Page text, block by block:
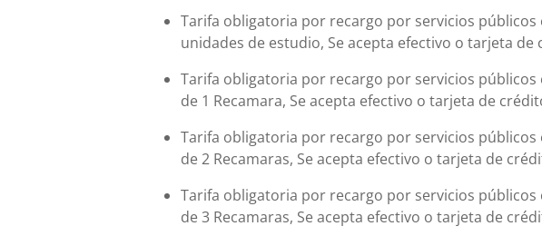
Tarifa obligatoria por recargo por servicios públicos
unidades de estudio, Se acepta efectivo o tarjeta de
Tarifa obligatoria por recargo por servicios públicos
de 1 Recamara, Se acepta efectivo o tarjeta de
Tarifa obligatoria por recargo por servicios públicos
de 2 Recamaras, Se acepta efectivo o tarjeta de
Tarifa obligatoria por recargo por servicios públicos
de 3 Recamaras, Se acepta efectivo o tarjeta de